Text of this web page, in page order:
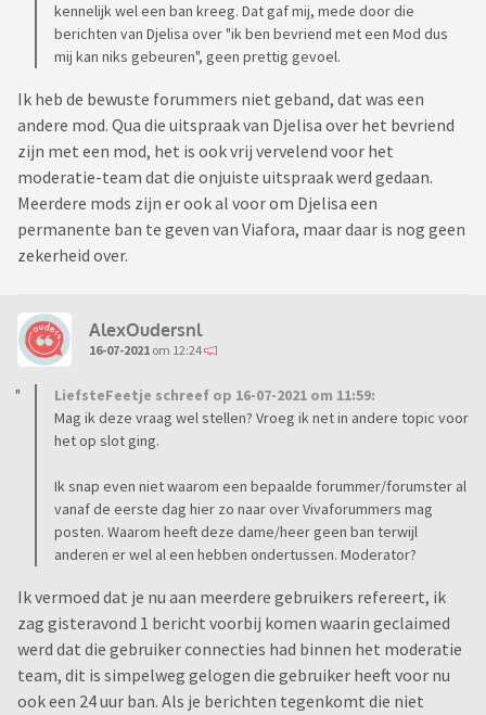
kennelijk wel een ban kreeg. Dat gaf mij, mede door die
berichten van Djelisa over "ik ben bevriend met een Mod dus
mij kan niks gebeuren", geen prettig gevoel.
Ik heb de bewuste forummers niet geband, dat was een
andere mod. Qua die uitspraak van Djelisa over het bevriend
zijn met een mod, het is ook vrij vervelend voor het
moderatie-team dat die onjuiste uitspraak werd gedaan.
Meerdere mods zijn er ook al voor om Djelisa een
permanente ban te geven van Viafora, maar daar is nog geen
zekerheid over.
AlexOudersnl
16-07-2021 om 12:24
LiefsteFeetje schreef op 16-07-2021 om 11:59:
Mag ik deze vraag wel stellen? Vroeg ik net in andere topic voor
het op slot ging.
Ik snap even niet waarom een bepaalde forummer/forumster al
vanaf de eerste dag hier zo naar over Vivaforummers mag
posten. Waarom heeft deze dame/heer geen ban terwijl
anderen er wel al een hebben ondertussen. Moderator?
Ik vermoed dat je nu aan meerdere gebruikers refereert, ik
zag gisteravond 1 bericht voorbij komen waarin geclaimed
werd dat die gebruiker connecties had binnen het moderatie
team, dit is simpelweg gelogen die gebruiker heeft voor nu
ook een 24 uur ban. Als je berichten tegenkomt die niet